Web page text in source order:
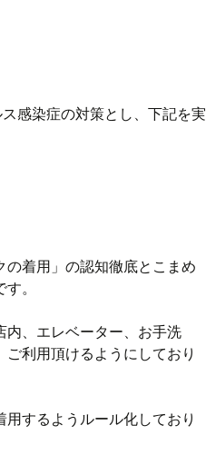
感染症の対策とし、下記を実
の着用」の認知徹底とこまめ
。
内、エレベーター、お手洗
利用頂けるようにしており
するようルール化しており